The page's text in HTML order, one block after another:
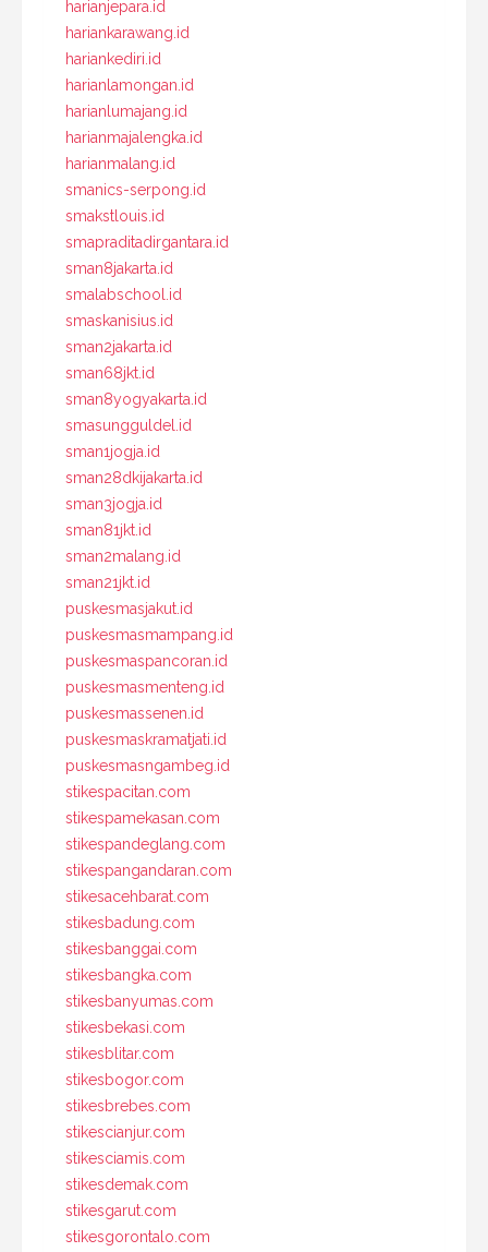
harianjepara.id
hariankarawang.id
hariankediri.id
harianlamongan.id
harianlumajang.id
harianmajalengka.id
harianmalang.id
smanics-serpong.id
smakstlouis.id
smapraditadirgantara.id
sman8jakarta.id
smalabschool.id
smaskanisius.id
sman2jakarta.id
sman68jkt.id
sman8yogyakarta.id
smasungguldel.id
sman1jogja.id
sman28dkijakarta.id
sman3jogja.id
sman81jkt.id
sman2malang.id
sman21jkt.id
puskesmasjakut.id
puskesmasmampang.id
puskesmaspancoran.id
puskesmasmenteng.id
puskesmassenen.id
puskesmaskramatjati.id
puskesmasngambeg.id
stikespacitan.com
stikespamekasan.com
stikespandeglang.com
stikespangandaran.com
stikesacehbarat.com
stikesbadung.com
stikesbanggai.com
stikesbangka.com
stikesbanyumas.com
stikesbekasi.com
stikesblitar.com
stikesbogor.com
stikesbrebes.com
stikescianjur.com
stikesciamis.com
stikesdemak.com
stikesgarut.com
stikesgorontalo.com